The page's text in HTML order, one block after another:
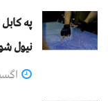
په
نيول
اگست